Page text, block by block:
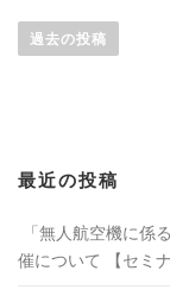
稿
シ
ョ
ン
過去の投稿
最近の投稿
「無人航空機に係
催について 【セミナ